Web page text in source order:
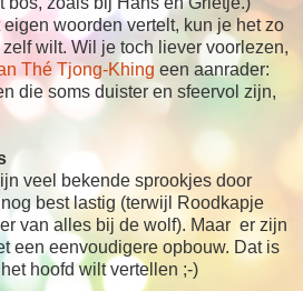
woorden vertelt, kun je het zo
wilt. Wil je toch liever voorlezen,
Thé Tjong-Khing een aanrader:
die soms duister en sfeervol zijn,
veel bekende sprookjes door
best lastig (terwijl Roodkapje
van alles bij de wolf). Maar er zijn
een eenvoudigere opbouw. Dat is
hoofd wilt vertellen ;-)